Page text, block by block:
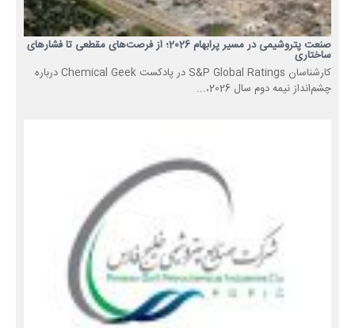
صنعت پتروشیمی در مسیر پرابهام 2026؛ از فرصت‌های مقطعی تا فشارهای
ساختاری
کارشناسان S&P Global Ratings در پادکست Chemical Geek درباره
چشم‌انداز نیمه دوم سال 2026،...